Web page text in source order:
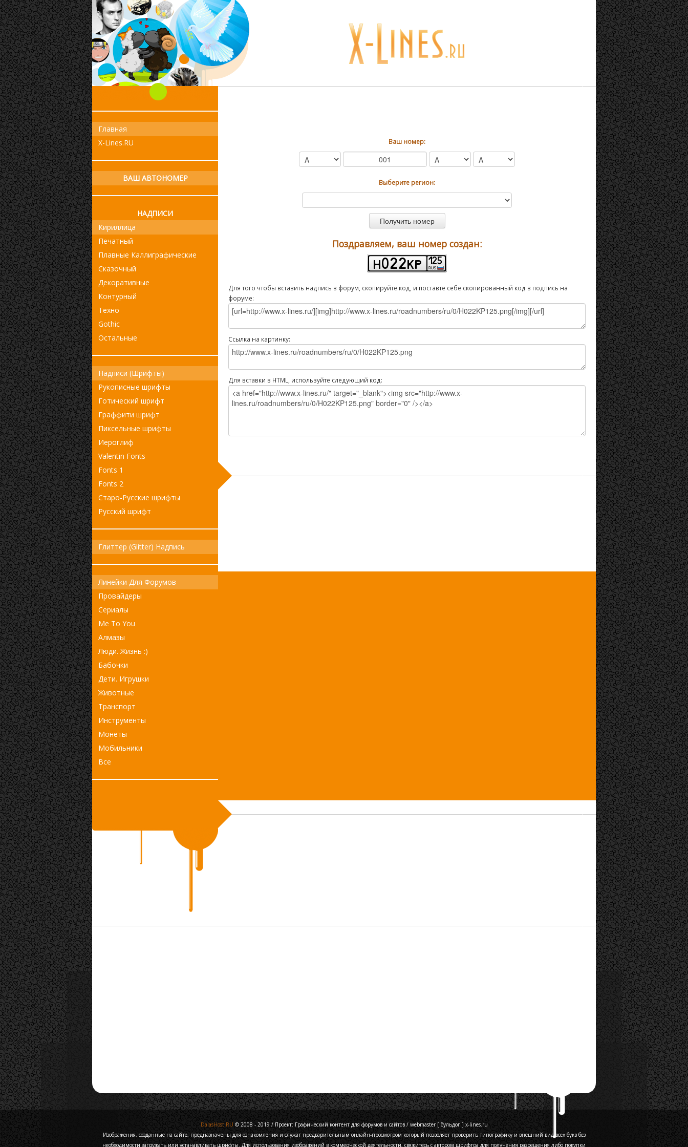
Главная
X-Lines.RU
ВАШ АВТОНОМЕР
НАДПИСИ
Кириллица
Печатный
Плавные Каллиграфические
Сказочный
Декоративные
Контурный
Техно
Gothic
Остальные
Надписи (Шрифты)
Рукописные шрифты
Готический шрифт
Граффити шрифт
Пиксельные шрифты
Иероглиф
Valentin Fonts
Fonts 1
Fonts 2
Старо-Русские шрифты
Русский шрифт
Глиттер (Glitter) Надпись
Линейки Для Форумов
Провайдеры
Сериалы
Me To You
Алмазы
Люди. Жизнь :)
Бабочки
Дети. Игрушки
Животные
Транспорт
Инструменты
Монеты
Мобильники
Все
Ваш номер:
Выберите регион:
Поздравляем, ваш номер создан:
Для того чтобы вставить надпись в форум, скопируйте код, и поставте себе скопированный код в подпись на
форуме:
Ссылка на картинку:
Для вставки в HTML, используйте следующий код:
DalasHost.RU © 2008 - 2019 / Проект: Графический контент для форумов и сайтов / webmaster [ бульдог ] x-lines.ru
Изображения, созданные на сайте, предназначены для ознакомления и служат предварительным онлайн-просмотром который позволяет проверить типографику и внешний вид всех букв без
необходимости загружать или устанавливать шрифты. Для использования изображений в коммерческой деятельности, свяжитесь с автором шрифтра для получения разрешения либо покупки